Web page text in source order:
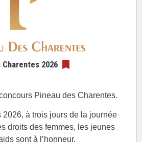
2026
Pineau des Charentes.
2026, à trois jours de la journée
droits des femmes, les jeunes
sont à l’honneur.